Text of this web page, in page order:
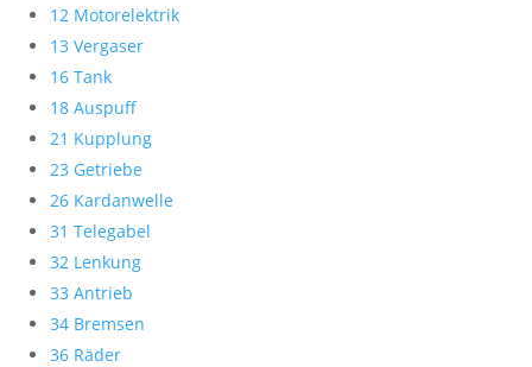
12 Motorelektrik
13 Vergaser
16 Tank
18 Auspuff
21 Kupplung
23 Getriebe
26 Kardanwelle
31 Telegabel
32 Lenkung
33 Antrieb
34 Bremsen
36 Räder